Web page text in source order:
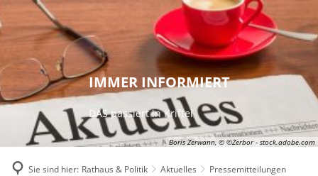
Boris Zerwann, © ©Zerbor - stock.adobe.com
IMMER INFORMIERT
DAS passiert in Kriftel
Sie sind hier: Rathaus & Politik Aktuelles
Pressemitteilungen